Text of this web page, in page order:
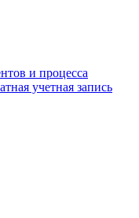
и процесса
учетная запись